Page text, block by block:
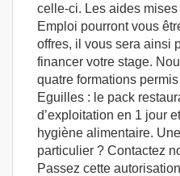
celle-ci. Les aides
Emploi pourront vous
offres, il vous sera ainsi
financer votre stage.
quatre formations
Eguilles : le pack
d’exploitation en 1 jour
hygiène alimentaire.
particulier ? Contactez
Passez cette